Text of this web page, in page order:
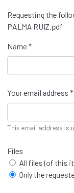
Requesting the
PALMA RUIZ.pdf
Name *
Your email address *
This email address is
Files
All files (of this
Only the